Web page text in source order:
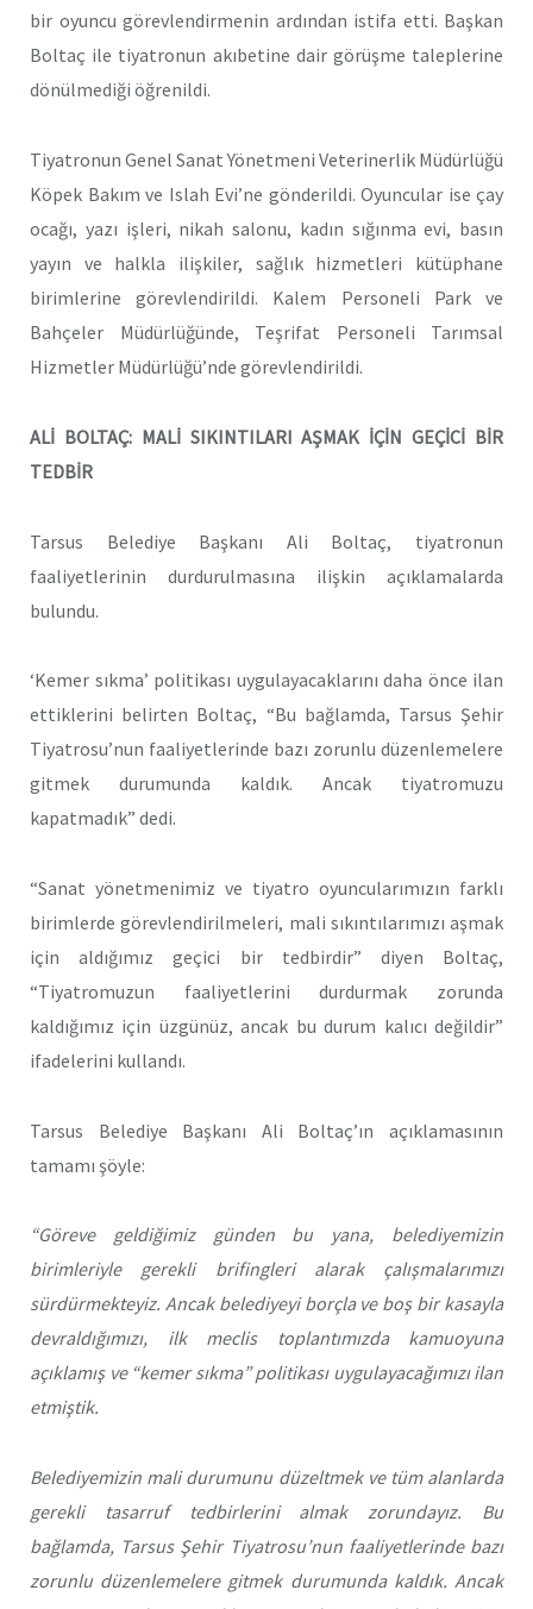
bir oyuncu görevlendirmenin ardından istifa etti. Başkan
Boltaç ile tiyatronun akıbetine dair görüşme taleplerine
dönülmediği öğrenildi.
Tiyatronun Genel Sanat Yönetmeni Veterinerlik Müdürlüğü
Köpek Bakım ve Islah Evi’ne gönderildi. Oyuncular ise çay
ocağı, yazı işleri, nikah salonu, kadın sığınma evi, basın
yayın ve halkla ilişkiler, sağlık hizmetleri kütüphane
birimlerine görevlendirildi. Kalem Personeli Park ve
Bahçeler Müdürlüğünde, Teşrifat Personeli Tarımsal
Hizmetler Müdürlüğü’nde görevlendirildi.
ALİ BOLTAÇ: MALİ SIKINTILARI AŞMAK İÇİN GEÇİCİ BİR
TEDBİR
Tarsus Belediye Başkanı Ali Boltaç, tiyatronun
faaliyetlerinin durdurulmasına ilişkin açıklamalarda
bulundu.
‘Kemer sıkma’ politikası uygulayacaklarını daha önce ilan
ettiklerini belirten Boltaç, “Bu bağlamda, Tarsus Şehir
Tiyatrosu’nun faaliyetlerinde bazı zorunlu düzenlemelere
gitmek durumunda kaldık. Ancak tiyatromuzu
kapatmadık” dedi.
“Sanat yönetmenimiz ve tiyatro oyuncularımızın farklı
birimlerde görevlendirilmeleri, mali sıkıntılarımızı aşmak
için aldığımız geçici bir tedbirdir” diyen Boltaç,
“Tiyatromuzun faaliyetlerini durdurmak zorunda
kaldığımız için üzgünüz, ancak bu durum kalıcı değildir”
ifadelerini kullandı.
Tarsus Belediye Başkanı Ali Boltaç’ın açıklamasının
tamamı şöyle:
“Göreve geldiğimiz günden bu yana, belediyemizin
birimleriyle gerekli brifingleri alarak çalışmalarımızı
sürdürmekteyiz. Ancak belediyeyi borçla ve boş bir kasayla
devraldığımızı, ilk meclis toplantımızda kamuoyuna
açıklamış ve “kemer sıkma” politikası uygulayacağımızı ilan
etmiştik.
Belediyemizin mali durumunu düzeltmek ve tüm alanlarda
gerekli tasarruf tedbirlerini almak zorundayız. Bu
bağlamda, Tarsus Şehir Tiyatrosu’nun faaliyetlerinde bazı
zorunlu düzenlemelere gitmek durumunda kaldık. Ancak